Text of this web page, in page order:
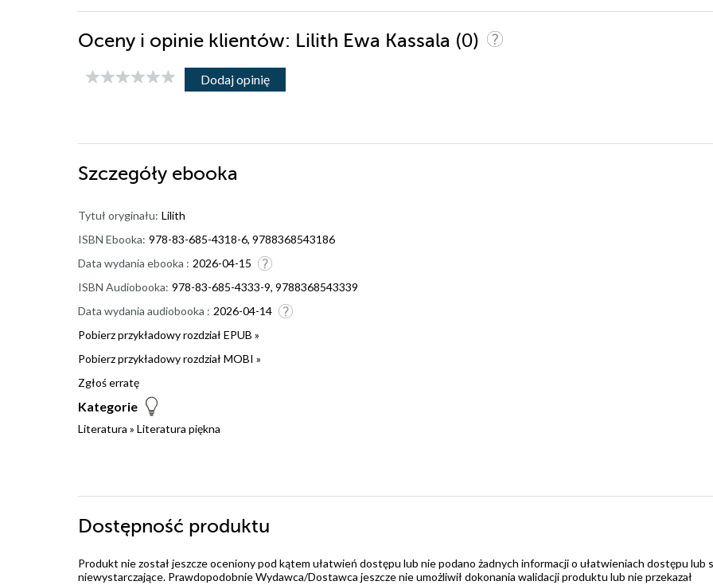
Oceny i opinie klientów: Lilith Ewa Kassala (0)
Dodaj opinię
Szczegóły ebooka
Tytuł oryginału: Lilith
ISBN Ebooka: 978-83-685-4318-6, 9788368543186
Data wydania ebooka : 2026-04-15
ISBN Audiobooka: 978-83-685-4333-9, 9788368543339
Data wydania audiobooka : 2026-04-14
Pobierz przykładowy rozdział EPUB »
Pobierz przykładowy rozdział MOBI »
Zgłoś erratę
Kategorie
Literatura » Literatura piękna
Dostępność produktu
Produkt nie został jeszcze oceniony pod kątem ułatwień dostępu lub nie podano żadnych informacji o ułatwieniach dostępu lub
niewystarczające. Prawdopodobnie Wydawca/Dostawca jeszcze nie umożliwił dokonania walidacji produktu lub nie przekazał